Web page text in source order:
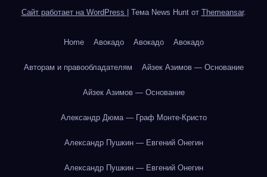
Сайт работает на WordPress Тема News Hunt от Themeansar.
Home Авокадо Авокадо Авокадо
Авторам и правообладателям Айзек Азимов — Основание
Айзек Азимов — Основание
Александр Дюма — Граф Монте-Кристо
Александр Пушкин — Евгений Онегин
Александр Пушкин — Евгений Онегин